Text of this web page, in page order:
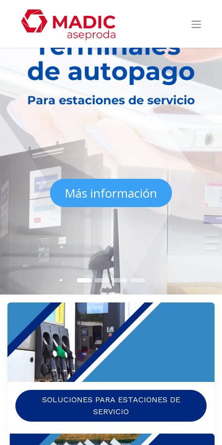
Más​​​​ información
SOLUCIONES PARA ESTACIONES DE
SERVICIO